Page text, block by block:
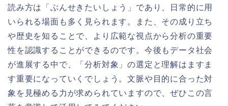
読み方は「ぶんせきたいしょう」であり、日常的に用
いられる場面も多く見られます。また、その成り立ち
や歴史を知ることで、より広範な視点から分析の重要
性を認識することができるのです。今後もデータ社会
が進展する中で、「分析対象」の選定と理解はますま
す重要になっていくでしょう。文脈や目的に合った対
象を見極める力が求められていますので、ぜひこの言